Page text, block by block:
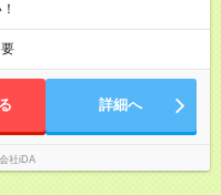
詳細へ
社iDA